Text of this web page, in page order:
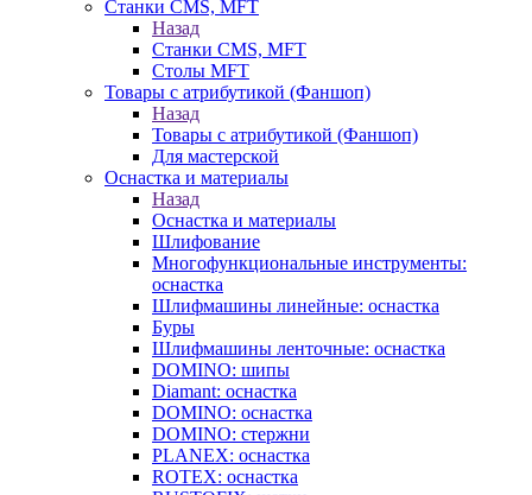
Станки CMS, MFT
Назад
Станки CMS, MFT
Столы MFT
Товары с атрибутикой (Фаншоп)
Назад
Товары с атрибутикой (Фаншоп)
Для мастерской
Оснастка и материалы
Назад
Оснастка и материалы
Шлифование
Многофункциональные инструменты:
оснастка
Шлифмашины линейные: оснастка
Буры
Шлифмашины ленточные: оснастка
DOMINO: шипы
Diamant: оснастка
DOMINO: оснастка
DOMINO: стержни
PLANEX: оснастка
ROTEX: оснастка